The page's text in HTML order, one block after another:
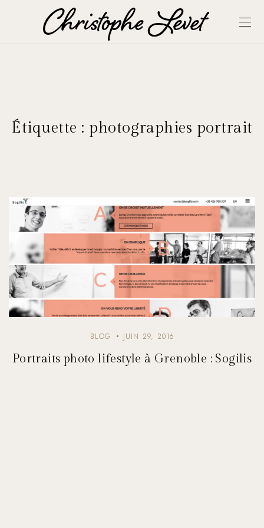
Étiquette : photographies portrait
BLOG JUIN 29, 2016
Portraits photo lifestyle à Grenoble : Sogilis